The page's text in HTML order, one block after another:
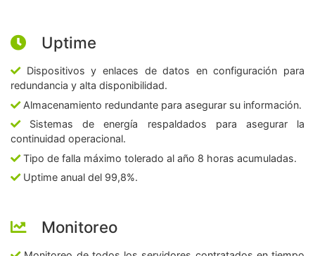
Uptime
Dispositivos y enlaces de datos en configuración para
redundancia y alta disponibilidad.
Almacenamiento redundante para asegurar su información.
Sistemas de energía respaldados para asegurar la
continuidad operacional.
Tipo de falla máximo tolerado al año 8 horas acumuladas.
Uptime anual del 99,8%.
Monitoreo